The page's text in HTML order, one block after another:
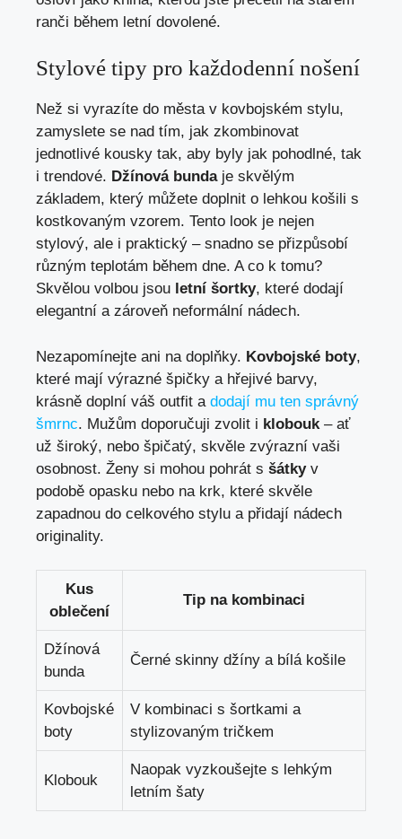
ranči během letní dovolené.
Stylové tipy pro každodenní nošení
Než si vyrazíte do města v kovbojském stylu,
zamyslete se nad tím, jak zkombinovat
jednotlivé kousky tak, aby byly jak pohodlné, tak
i trendové. Džínová bundaje skvělým
základem, který můžete doplnit o lehkou košili s
kostkovaným vzorem. Tento look je nejen
stylový, ale i praktický – snadno se přizpůsobí
různým teplotám během dne. A co k tomu?
Skvělou volbou jsou letní šortky, které dodají
elegantní a zároveň neformální nádech.
Nezapomínejte ani na doplňky. Kovbojské boty,
které mají výrazné špičky a hřejivé barvy,
krásně doplní váš outfit a dodají mu ten správný
šmrnc. Mužům doporučuji zvolit i klobouk – ať
už široký, nebo špičatý, skvěle zvýrazní vaši
osobnost. Ženy si mohou pohrát s šátkyv
podobě opasku nebo na krk, které skvěle
zapadnou do celkového stylu a přidají nádech
originality.
Kus
oblečení
Tip na kombinaci
Džínová
bunda
Černé skinny džíny a bílá košile
Kovbojské
boty
V kombinaci s šortkami a
stylizovaným tričkem
Klobouk
Naopak vyzkoušejte s lehkým
letním šaty